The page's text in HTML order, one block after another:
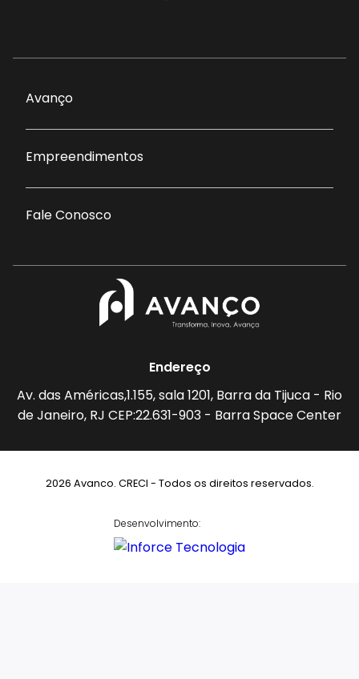
Avanço
Empreendimentos
Fale Conosco
Endereço
Av. das Américas,1.155, sala 1201, Barra da Tijuca - Rio
de Janeiro, RJ CEP:22.631-903 - Barra Space Center
2026 Avanco. CRECI - Todos os direitos reservados.
Desenvolvimento: